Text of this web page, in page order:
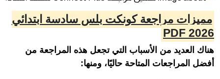
مميزات مراجعة كونكت بلس سادسة ابتدائي
2026 PDF
هناك العديد من الأسباب التي تجعل هذه المراجعة من
أفضل المراجعات المتاحة حاليًا، ومنها: